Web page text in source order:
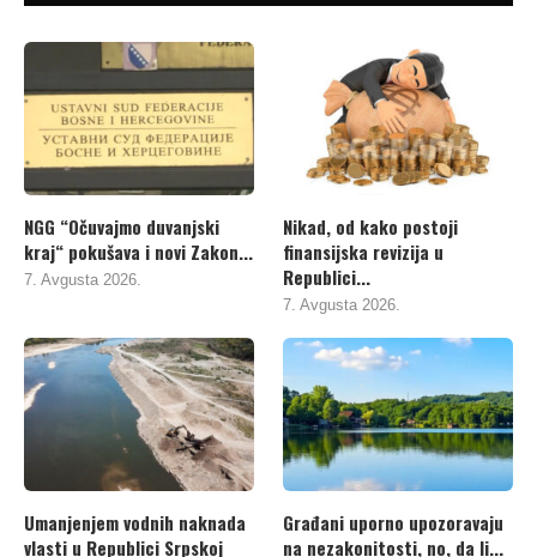
NGG “Očuvajmo duvanjski
kraj“ pokušava i novi Zakon...
7. Avgusta 2026.
Nikad, od kako postoji
finansijska revizija u
Republici...
7. Avgusta 2026.
Umanjenjem vodnih naknada
vlasti u Republici Srpskoj
Građani uporno upozoravaju
na nezakonitosti, no, da li...